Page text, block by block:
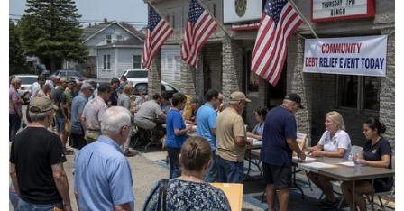
#nhiệt độ #trời rét #mưa đá
#vùng áp thấp
#biển động mạnh
Theo dõi VietnamPlus